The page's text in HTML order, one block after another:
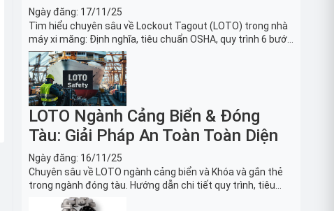
Ngày đăng: 17/11/25
Tìm hiểu chuyên sâu về Lockout Tagout (LOTO) trong nhà
máy xi măng: Định nghĩa, tiêu chuẩn OSHA, quy trình 6 bước
và danh sách thiết bị LOTO thiết yếu. Giải pháp bảo trì lò
nung, máy nghiền an toàn.
LOTO Ngành Cảng Biển & Đóng
Tàu: Giải Pháp An Toàn Toàn Diện
Ngày đăng: 16/11/25
Chuyên sâu về LOTO ngành cảng biển và Khóa và gắn thẻ
trong ngành đóng tàu. Hướng dẫn chi tiết quy trình, tiêu
chuẩn OSHA, thiết bị và Giải pháp LOTO trong công nghiệp